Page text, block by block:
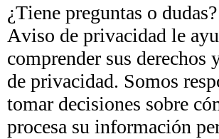
¿Tiene preguntas o
Aviso de privacidad le
comprender sus derechos
de privacidad. Somos
tomar decisiones sobre
procesa su información